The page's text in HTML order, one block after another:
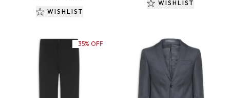
WISHLIST
WISHLIST
35% OFF